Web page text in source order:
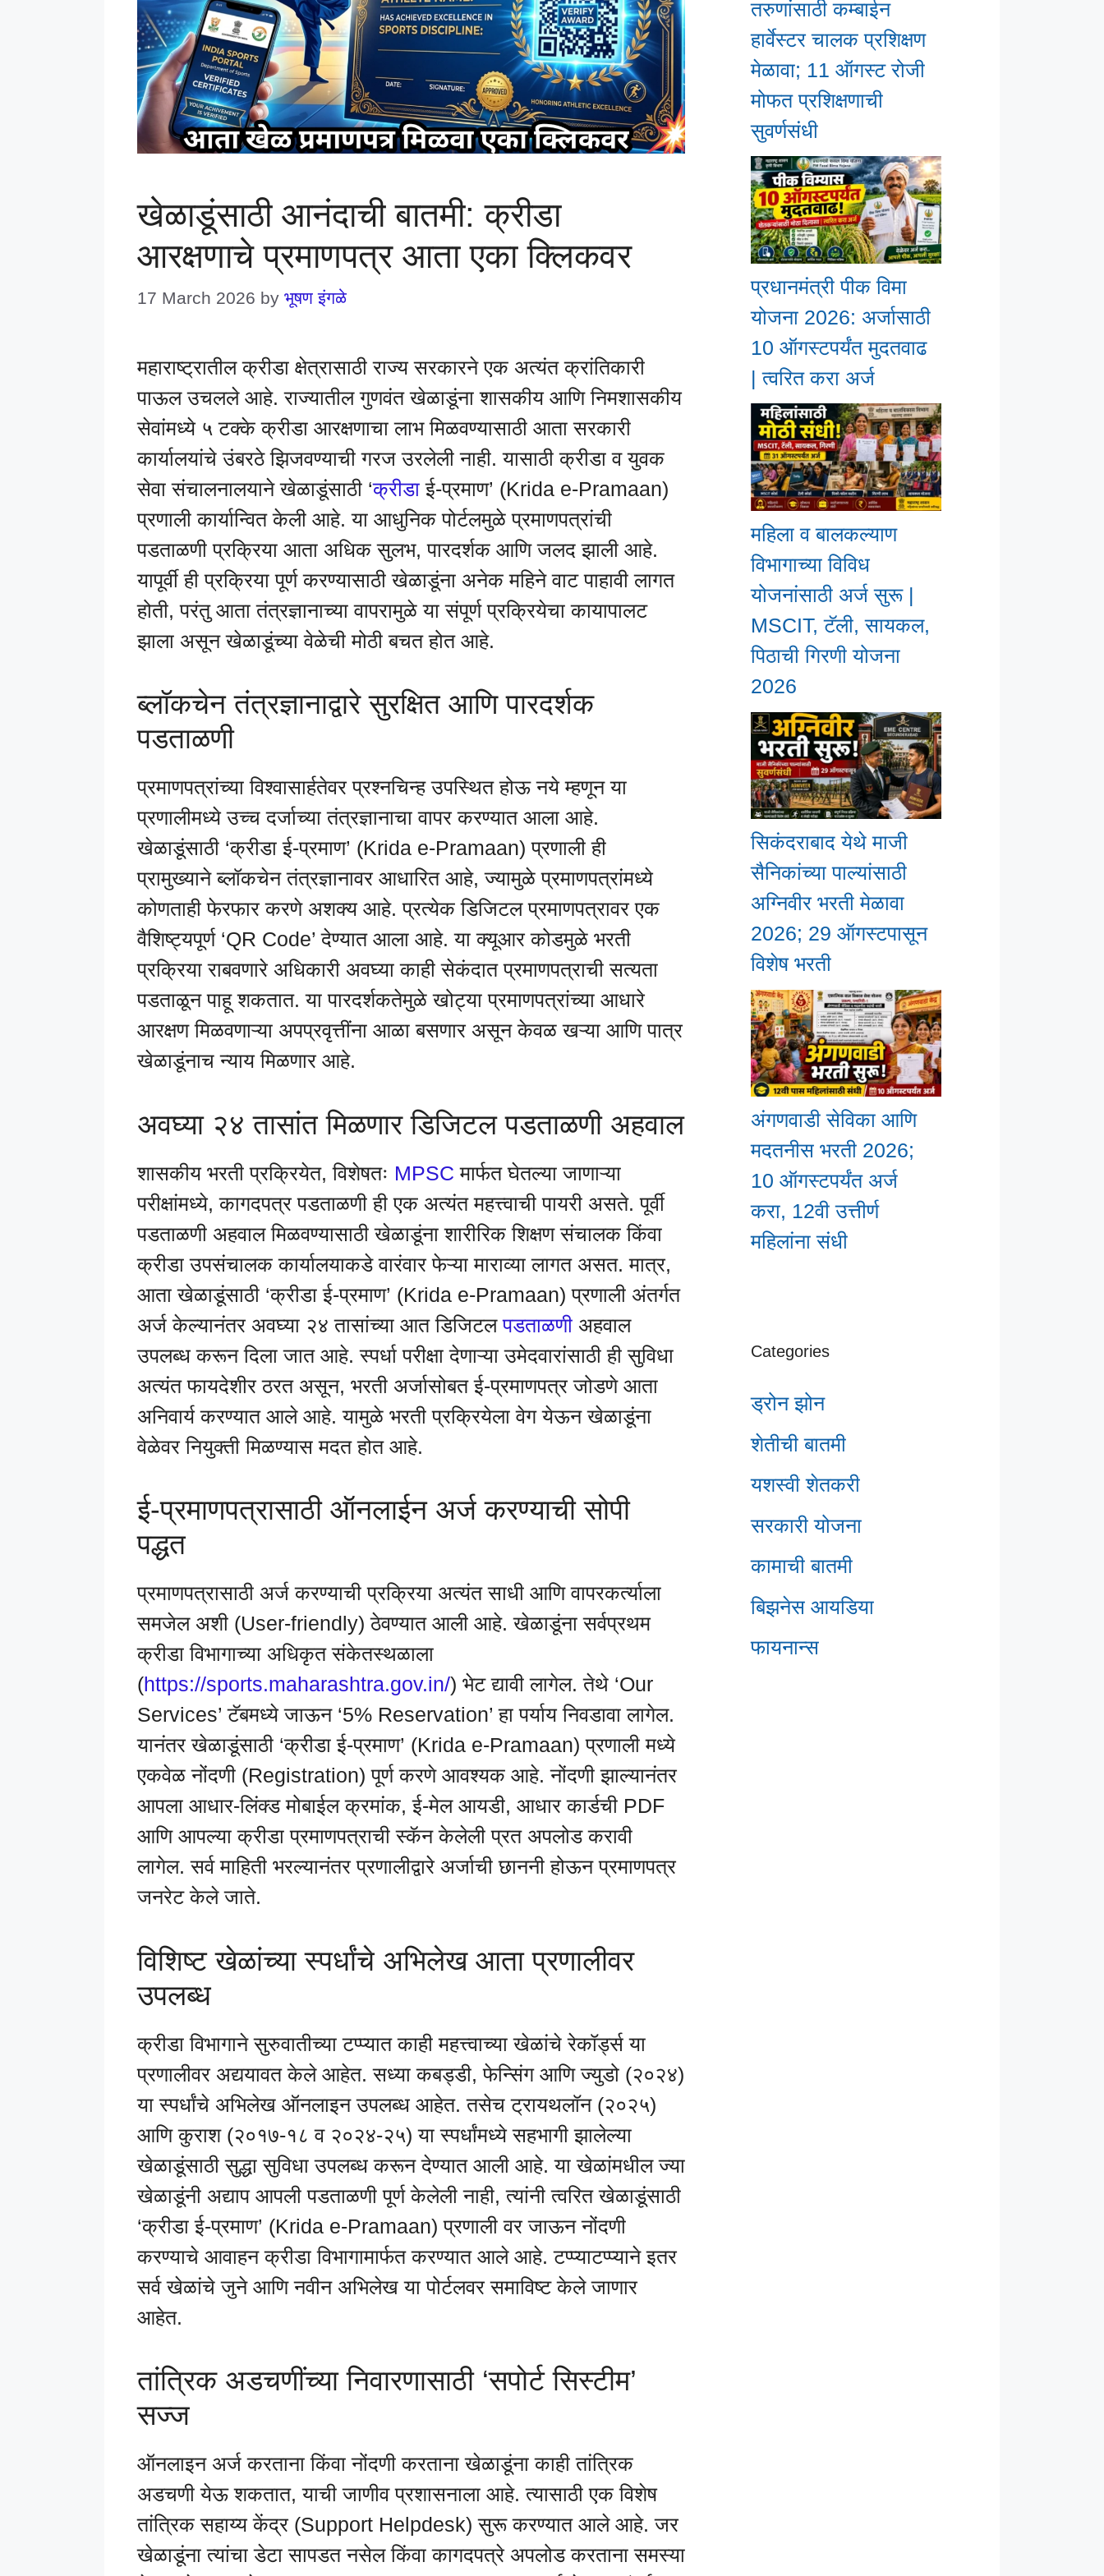
खेळाडूंसाठी आनंदाची बातमी: क्रीडा
आरक्षणाचे प्रमाणपत्र आता एका क्लिकवर
17 March 2026 by भूषण इंगळे
महाराष्ट्रातील क्रीडा क्षेत्रासाठी राज्य सरकारने एक अत्यंत क्रांतिकारी
पाऊल उचलले आहे. राज्यातील गुणवंत खेळाडूंना शासकीय आणि निमशासकीय
सेवांमध्ये ५ टक्के क्रीडा आरक्षणाचा लाभ मिळवण्यासाठी आता सरकारी
कार्यालयांचे उंबरठे झिजवण्याची गरज उरलेली नाही. यासाठी क्रीडा व युवक
सेवा संचालनालयाने खेळाडूंसाठी ‘क्रीडा ई-प्रमाण’ (Krida e-Pramaan)
प्रणाली कार्यान्वित केली आहे. या आधुनिक पोर्टलमुळे प्रमाणपत्रांची
पडताळणी प्रक्रिया आता अधिक सुलभ, पारदर्शक आणि जलद झाली आहे.
यापूर्वी ही प्रक्रिया पूर्ण करण्यासाठी खेळाडूंना अनेक महिने वाट पाहावी लागत
होती, परंतु आता तंत्रज्ञानाच्या वापरामुळे या संपूर्ण प्रक्रियेचा कायापालट
झाला असून खेळाडूंच्या वेळेची मोठी बचत होत आहे.
ब्लॉकचेन तंत्रज्ञानाद्वारे सुरक्षित आणि पारदर्शक
पडताळणी
प्रमाणपत्रांच्या विश्वासार्हतेवर प्रश्नचिन्ह उपस्थित होऊ नये म्हणून या
प्रणालीमध्ये उच्च दर्जाच्या तंत्रज्ञानाचा वापर करण्यात आला आहे.
खेळाडूंसाठी ‘क्रीडा ई-प्रमाण’ (Krida e-Pramaan) प्रणाली ही
प्रामुख्याने ब्लॉकचेन तंत्रज्ञानावर आधारित आहे, ज्यामुळे प्रमाणपत्रांमध्ये
कोणताही फेरफार करणे अशक्य आहे. प्रत्येक डिजिटल प्रमाणपत्रावर एक
वैशिष्ट्यपूर्ण ‘QR Code’ देण्यात आला आहे. या क्यूआर कोडमुळे भरती
प्रक्रिया राबवणारे अधिकारी अवघ्या काही सेकंदात प्रमाणपत्राची सत्यता
पडताळून पाहू शकतात. या पारदर्शकतेमुळे खोट्या प्रमाणपत्रांच्या आधारे
आरक्षण मिळवणाऱ्या अपप्रवृत्तींना आळा बसणार असून केवळ खऱ्या आणि पात्र
खेळाडूंनाच न्याय मिळणार आहे.
अवघ्या २४ तासांत मिळणार डिजिटल पडताळणी अहवाल
शासकीय भरती प्रक्रियेत, विशेषतः MPSC मार्फत घेतल्या जाणाऱ्या
परीक्षांमध्ये, कागदपत्र पडताळणी ही एक अत्यंत महत्त्वाची पायरी असते. पूर्वी
पडताळणी अहवाल मिळवण्यासाठी खेळाडूंना शारीरिक शिक्षण संचालक किंवा
क्रीडा उपसंचालक कार्यालयाकडे वारंवार फेऱ्या माराव्या लागत असत. मात्र,
आता खेळाडूंसाठी ‘क्रीडा ई-प्रमाण’ (Krida e-Pramaan) प्रणाली अंतर्गत
अर्ज केल्यानंतर अवघ्या २४ तासांच्या आत डिजिटलपडताळणी अहवाल
उपलब्ध करून दिला जात आहे. स्पर्धा परीक्षा देणाऱ्या उमेदवारांसाठी ही सुविधा
अत्यंत फायदेशीर ठरत असून, भरती अर्जासोबत ई-प्रमाणपत्र जोडणे आता
अनिवार्य करण्यात आले आहे. यामुळे भरती प्रक्रियेला वेग येऊन खेळाडूंना
वेळेवर नियुक्ती मिळण्यास मदत होत आहे.
ई-प्रमाणपत्रासाठी ऑनलाईन अर्ज करण्याची सोपी
पद्धत
प्रमाणपत्रासाठी अर्ज करण्याची प्रक्रिया अत्यंत साधी आणि वापरकर्त्याला
समजेल अशी (User-friendly) ठेवण्यात आली आहे. खेळाडूंना सर्वप्रथम
क्रीडा विभागाच्या अधिकृत संकेतस्थळाला
(https://sports.maharashtra.gov.in/) भेट द्यावी लागेल. तेथे ‘Our
Services’ टॅबमध्ये जाऊन ‘5% Reservation’ हा पर्याय निवडावा लागेल.
यानंतर खेळाडूंसाठी ‘क्रीडा ई-प्रमाण’ (Krida e-Pramaan) प्रणाली मध्ये
एकवेळ नोंदणी (Registration) पूर्ण करणे आवश्यक आहे. नोंदणी झाल्यानंतर
आपला आधार-लिंक्ड मोबाईल क्रमांक, ई-मेल आयडी, आधार कार्डची PDF
आणि आपल्या क्रीडा प्रमाणपत्राची स्कॅन केलेली प्रत अपलोड करावी
लागेल. सर्व माहिती भरल्यानंतर प्रणालीद्वारे अर्जाची छाननी होऊन प्रमाणपत्र
जनरेट केले जाते.
विशिष्ट खेळांच्या स्पर्धांचे अभिलेख आता प्रणालीवर
उपलब्ध
क्रीडा विभागाने सुरुवातीच्या टप्प्यात काही महत्त्वाच्या खेळांचे रेकॉर्ड्स या
प्रणालीवर अद्ययावत केले आहेत. सध्या कबड्डी, फेन्सिंग आणि ज्युडो (२०२४)
या स्पर्धांचे अभिलेख ऑनलाइन उपलब्ध आहेत. तसेच ट्रायथलॉन (२०२५)
आणि कुराश (२०१७-१८ व २०२४-२५) या स्पर्धांमध्ये सहभागी झालेल्या
खेळाडूंसाठी सुद्धा सुविधा उपलब्ध करून देण्यात आली आहे. या खेळांमधील ज्या
खेळाडूंनी अद्याप आपली पडताळणी पूर्ण केलेली नाही, त्यांनी त्वरित खेळाडूंसाठी
‘क्रीडा ई-प्रमाण’ (Krida e-Pramaan) प्रणाली वर जाऊन नोंदणी
करण्याचे आवाहन क्रीडा विभागामार्फत करण्यात आले आहे. टप्प्याटप्प्याने इतर
सर्व खेळांचे जुने आणि नवीन अभिलेख या पोर्टलवर समाविष्ट केले जाणार
आहेत.
तांत्रिक अडचणींच्या निवारणासाठी ‘सपोर्ट सिस्टीम’
सज्ज
ऑनलाइन अर्ज करताना किंवा नोंदणी करताना खेळाडूंना काही तांत्रिक
अडचणी येऊ शकतात, याची जाणीव प्रशासनाला आहे. त्यासाठी एक विशेष
तांत्रिक सहाय्य केंद्र (Support Helpdesk) सुरू करण्यात आले आहे. जर
खेळाडूंना त्यांचा डेटा सापडत नसेल किंवा कागदपत्रे अपलोड करताना समस्या
तरुणांसाठी कम्बाईन
हार्वेस्टर चालक प्रशिक्षण
मेळावा; 11 ऑगस्ट रोजी
मोफत प्रशिक्षणाची
सुवर्णसंधी
प्रधानमंत्री पीक विमा
योजना 2026: अर्जासाठी
10 ऑगस्टपर्यंत मुदतवाढ
| त्वरित करा अर्ज
महिला व बालकल्याण
विभागाच्या विविध
योजनांसाठी अर्ज सुरू |
MSCIT, टॅली, सायकल,
पिठाची गिरणी योजना
2026
सिकंदराबाद येथे माजी
सैनिकांच्या पाल्यांसाठी
अग्निवीर भरती मेळावा
2026; 29 ऑगस्टपासून
विशेष भरती
अंगणवाडी सेविका आणि
मदतनीस भरती 2026;
10 ऑगस्टपर्यंत अर्ज
करा, 12वी उत्तीर्ण
महिलांना संधी
Categories
ड्रोन झोन
शेतीची बातमी
यशस्वी शेतकरी
सरकारी योजना
कामाची बातमी
बिझनेस आयडिया
फायनान्स